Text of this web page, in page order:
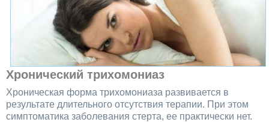
Хронический трихомониаз
Хроническая форма трихомониаза развивается в
результате длительного отсутствия терапии. При этом
симптоматика заболевания стерта, ее практически нет.